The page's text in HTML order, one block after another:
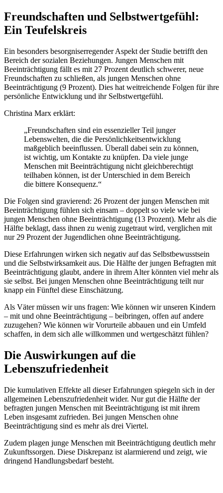
Freundschaften und Selbstwertgefühl:
Ein Teufelskreis
Ein besonders besorgniserregender Aspekt der Studie betrifft den
Bereich der sozialen Beziehungen. Jungen Menschen mit
Beeinträchtigung fällt es mit 27 Prozent deutlich schwerer, neue
Freundschaften zu schließen, als jungen Menschen ohne
Beeinträchtigung (9 Prozent). Dies hat weitreichende Folgen für ihre
persönliche Entwicklung und ihr Selbstwertgefühl.
Christina Marx erklärt:
„Freundschaften sind ein essenzieller Teil junger
Lebenswelten, die die Persönlichkeitsentwicklung
maßgeblich beeinflussen. Überall dabei sein zu können,
ist wichtig, um Kontakte zu knüpfen. Da viele junge
Menschen mit Beeinträchtigung nicht gleichberechtigt
teilhaben können, ist der Unterschied in dem Bereich
die bittere Konsequenz.“
Die Folgen sind gravierend: 26 Prozent der jungen Menschen mit
Beeinträchtigung fühlen sich einsam – doppelt so viele wie bei
jungen Menschen ohne Beeinträchtigung (13 Prozent). Mehr als die
Hälfte beklagt, dass ihnen zu wenig zugetraut wird, verglichen mit
nur 29 Prozent der Jugendlichen ohne Beeinträchtigung.
Diese Erfahrungen wirken sich negativ auf das Selbstbewusstsein
und die Selbstwirksamkeit aus. Die Hälfte der jungen Befragten mit
Beeinträchtigung glaubt, andere in ihrem Alter könnten viel mehr als
sie selbst. Bei jungen Menschen ohne Beeinträchtigung teilt nur
knapp ein Fünftel diese Einschätzung.
Als Väter müssen wir uns fragen: Wie können wir unseren Kindern
– mit und ohne Beeinträchtigung – beibringen, offen auf andere
zuzugehen? Wie können wir Vorurteile abbauen und ein Umfeld
schaffen, in dem sich alle willkommen und wertgeschätzt fühlen?
Die Auswirkungen auf die
Lebenszufriedenheit
Die kumulativen Effekte all dieser Erfahrungen spiegeln sich in der
allgemeinen Lebenszufriedenheit wider. Nur gut die Hälfte der
befragten jungen Menschen mit Beeinträchtigung ist mit ihrem
Leben insgesamt zufrieden. Bei jungen Menschen ohne
Beeinträchtigung sind es mehr als drei Viertel.
Zudem plagen junge Menschen mit Beeinträchtigung deutlich mehr
Zukunftssorgen. Diese Diskrepanz ist alarmierend und zeigt, wie
dringend Handlungsbedarf besteht.